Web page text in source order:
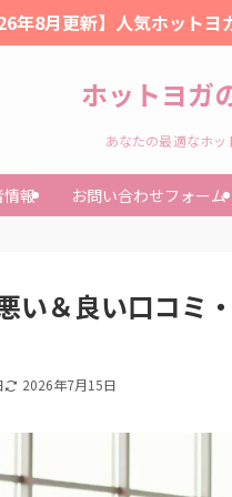
年8月更新】人気ホット
ホットヨガ
あなたの最適なホ
情報 お問い合わせフォーム
い＆良い口コミ
2026年7月15日